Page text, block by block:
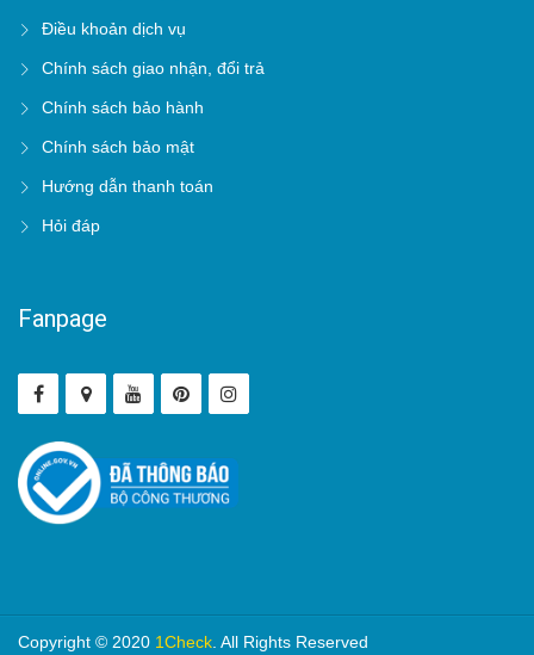
Điều khoản dịch vụ
Chính sách giao nhận, đổi trả
Chính sách bảo hành
Chính sách bảo mật
Hướng dẫn thanh toán
Hỏi đáp
Fanpage
Copyright © 2020 1Check . All Rights Reserved